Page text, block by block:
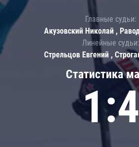
Статистика
Главные судьи:
Акузовский Николай ,
Линейные судьи:
Стрельцов Евгений ,